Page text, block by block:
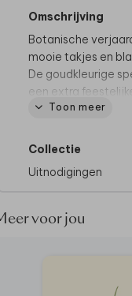
Omschrijving
Botanische
mooie takjes en
De goudkleurige
een extra
moment speciaal
met ons op, we
Toon meer
Collectie
Uitnodigingen
voor jou